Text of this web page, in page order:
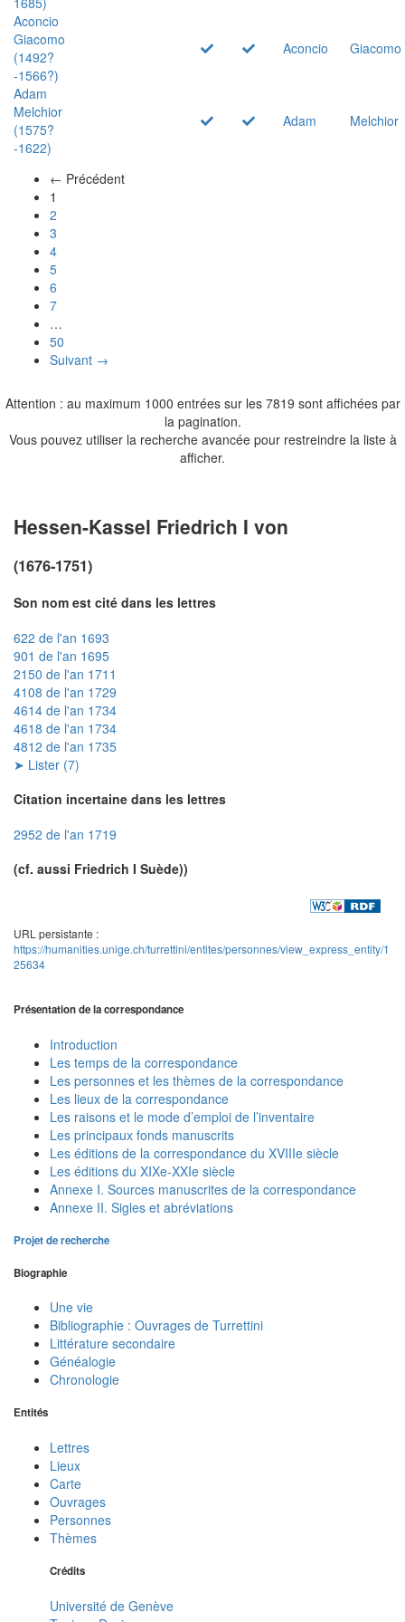
Aconcio
Giacomo
(1492?
-1566?)
Aconcio Giacomo
Adam
Melchior
(1575?
-1622)
Adam Melchior
← Précédent
1
2
3
4
5
6
7
…
50
Suivant →
Attention : au maximum 1000 entrées sur les 7819 sont affichées par
la pagination.
Vous pouvez utiliser la recherche avancée pour restreindre la liste à
afficher.
Hessen-Kassel Friedrich I von
(1676-1751)
Son nom est cité dans les lettres
622 de l'an 1693
901 de l'an 1695
2150 de l'an 1711
4108 de l'an 1729
4614 de l'an 1734
4618 de l'an 1734
4812 de l'an 1735
➤ Lister (7)
Citation incertaine dans les lettres
2952 de l'an 1719
(cf. aussi Friedrich I Suède))
URL persistante :
https://humanities.unige.ch/turrettini/entites/personnes/view_express_entity/1
25634
Présentation de la correspondance
Introduction
Les temps de la correspondance
Les personnes et les thèmes de la correspondance
Les lieux de la correspondance
Les raisons et le mode d’emploi de l’inventaire
Les principaux fonds manuscrits
Les éditions de la correspondance du XVIIIe siècle
Les éditions du XIXe-XXIe siècle
Annexe I. Sources manuscrites de la correspondance
Annexe II. Sigles et abréviations
Projet de recherche
Biographie
Une vie
Bibliographie : Ouvrages de Turrettini
Littérature secondaire
Généalogie
Chronologie
Entités
Lettres
Lieux
Carte
Ouvrages
Personnes
Thèmes
Crédits
Université de Genève